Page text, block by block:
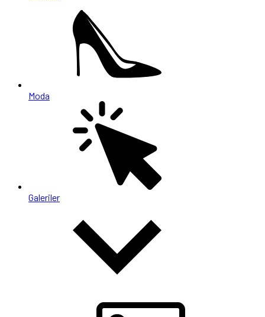
Moda
Galeriler